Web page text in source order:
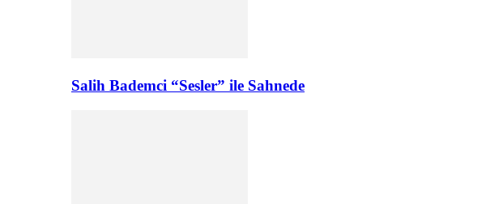
Salih Bademci “Sesler” ile Sahnede